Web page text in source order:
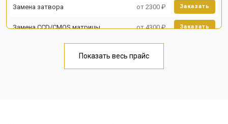
Замена затвора от 2300 ₽ Заказать
Замена CCD/CMOS матрицы от 4300 ₽ Заказать
Чистка матрицы от 3100 ₽
Показать весь прайс